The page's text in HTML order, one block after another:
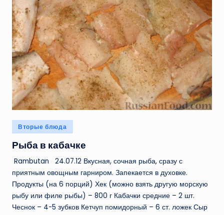
Опубликовано
в
Вторые блюда
Рыба в кабачке
Rambutan 24.07.12 Вкусная, сочная рыба, сразу с
приятным овощным гарниром. Запекается в духовке.
Продукты (на 6 порций) Хек (можно взять другую морскую
рыбу или филе рыбы) – 800 г Кабачки средние – 2 шт.
Чеснок – 4-5 зубков Кетчуп помидорный – 6 ст. ложек Сыр